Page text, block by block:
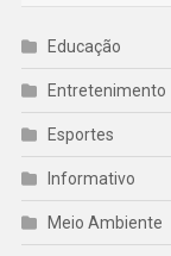
Educação
Entretenimento
Esportes
Informativo
Meio Ambiente